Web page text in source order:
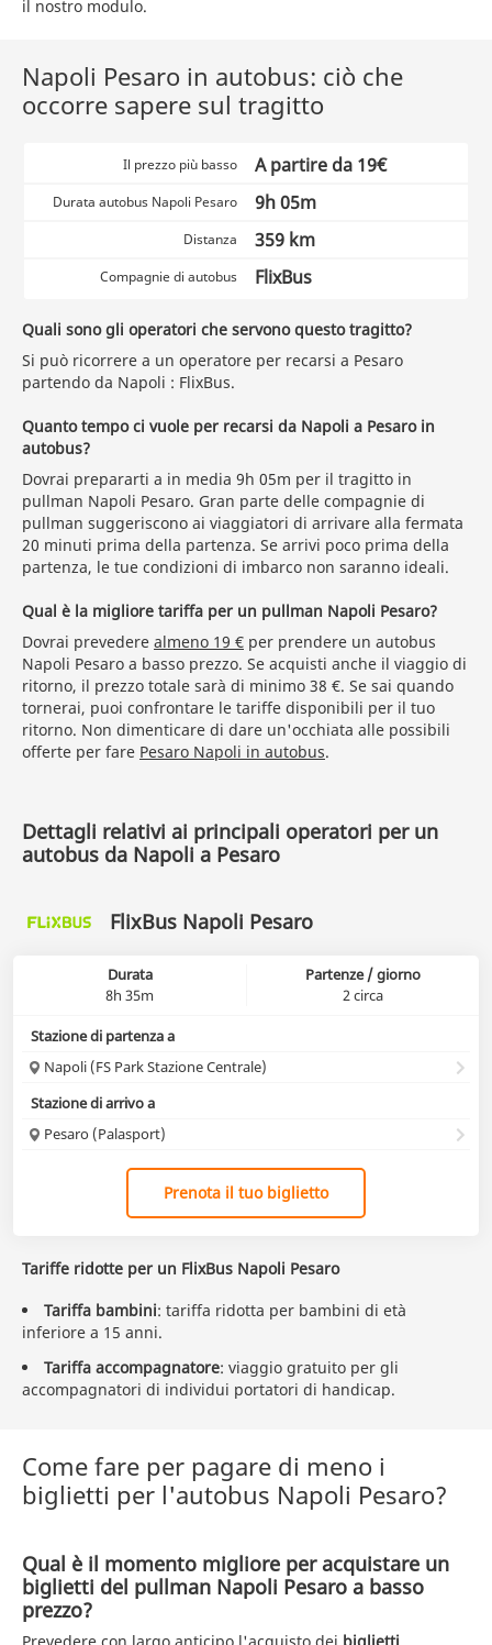
il nostro modulo.
Napoli Pesaro in autobus: ciò che
occorre sapere sul tragitto
Il prezzo più basso A partire da 19€
Durata autobus Napoli Pesaro 9h 05m
Distanza 359 km
Compagnie di autobus FlixBus
Quali sono gli operatori che servono questo tragitto?
Si può ricorrere a un operatore per recarsi a Pesaro
partendo da Napoli : FlixBus.
Quanto tempo ci vuole per recarsi da Napoli a Pesaro in
autobus?
Dovrai prepararti a in media 9h 05m per il tragitto in
pullman Napoli Pesaro. Gran parte delle compagnie di
pullman suggeriscono ai viaggiatori di arrivare alla fermata
20 minuti prima della partenza. Se arrivi poco prima della
partenza, le tue condizioni di imbarco non saranno ideali.
Qual è la migliore tariffa per un pullman Napoli Pesaro?
Dovrai prevedere almeno 19 € per prendere un autobus
Napoli Pesaro a basso prezzo. Se acquisti anche il viaggio di
ritorno, il prezzo totale sarà di minimo 38 €. Se sai quando
tornerai, puoi confrontare le tariffe disponibili per il tuo
ritorno. Non dimenticare di dare un'occhiata alle possibili
offerte per fare Pesaro Napoli in autobus.
Dettagli relativi ai principali operatori per un
autobus da Napoli a Pesaro
FlixBus Napoli Pesaro
Durata
Partenze / giorno
8h 35m
2 circa
Stazione di partenza a
Napoli (FS Park Stazione Centrale)
Stazione di arrivo a
Pesaro (Palasport)
Prenota il tuo biglietto
Tariffe ridotte per un FlixBus Napoli Pesaro
Tariffa bambini: tariffa ridotta per bambini di età
inferiore a 15 anni.
Tariffa accompagnatore: viaggio gratuito per gli
accompagnatori di individui portatori di handicap.
Come fare per pagare di meno i
biglietti per l'autobus Napoli Pesaro?
Qual è il momento migliore per acquistare un
biglietti del pullman Napoli Pesaro a basso
prezzo?